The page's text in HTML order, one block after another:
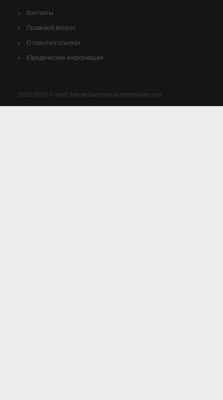
Контакты
Правовой вопрос
О скрытых ссылках
Юридическая информация
2012-2026 © клуб для вебмастеров cmsheaven.org